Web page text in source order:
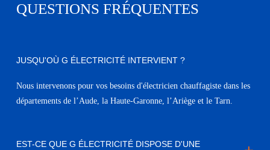
QUESTIONS FRÉQUENTES
JUSQU'OÙ G ÉLECTRICITÉ INTERVIENT ?
Nous intervenons pour vos besoins d'électricien chauffagiste dans les
départements de l’Aude, la Haute-Garonne, l’Ariège et le Tarn.
EST-CE QUE G ÉLECTRICITÉ DISPOSE D'UNE